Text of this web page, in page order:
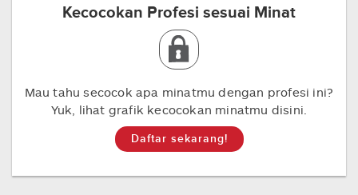
Kecocokan Profesi sesuai Minat
Mau tahu secocok apa minatmu dengan profesi ini?
Yuk, lihat grafik kecocokan minatmu disini.
Daftar sekarang!